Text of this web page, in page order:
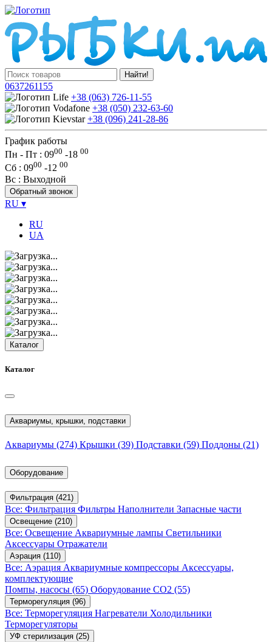
Найти!
0637261155
+38 (063) 726-11-55
+38 (050) 232-63-60
+38 (096) 241-28-86
График работы
Пн - Пт : 0900 -18 00
Сб : 0900 -12 00
Вс : Выходной
Обратный звонок
RU ▾
RU
UA
Каталог
Каталог
Аквариумы, крышки, подставки
Аквариумы (274) Крышки (39) Подставки (59) Поддоны (21)
Оборудование
Фильтрация (421)
Все: Фильтрация Фильтры Наполнители Запасные части
Освещение (210)
Все: Освещение Аквариумные лампы Светильники
Аксессуары Отражатели
Аэрация (110)
Все: Аэрация Аквариумные компрессоры Аксессуары,
комплектующие
Помпы, насосы (65) Оборудование CO2 (55)
Терморегуляция (96)
Все: Терморегуляция Нагреватели Холодильники
Терморегуляторы
УФ стерилизация (25)